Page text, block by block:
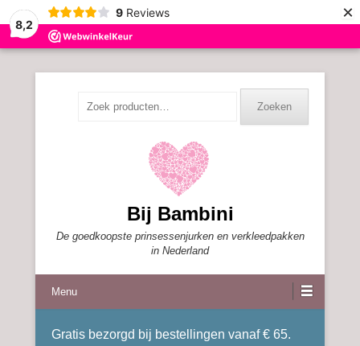
8,2
9 Reviews ×
Zoeken
Bij Bambini
De goedkoopste prinsessenjurken en verkleedpakken
in Nederland
Menu
Gratis bezorgd bij bestellingen vanaf € 65.